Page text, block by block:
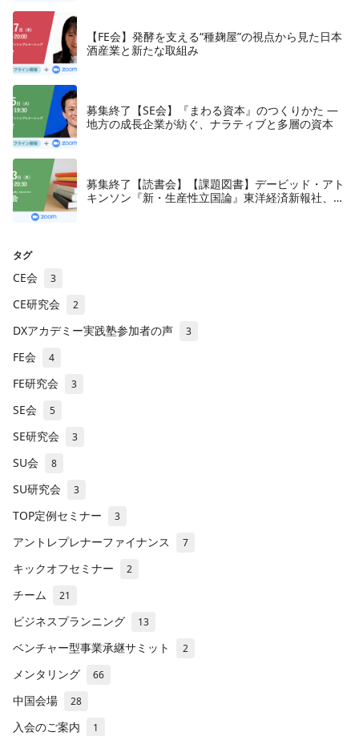
【FE会】発酵を支える“種麹屋”の視点から見た日本
酒産業と新たな取組み
募集終了【SE会】『まわる資本』のつくりかた —
地方の成長企業が紡ぐ、ナラティブと多層の資本
募集終了【読書会】【課題図書】デービッド・アト
キンソン『新・生産性立国論』東洋経済新報社、
タグ
CE会 3
CE研究会 2
DXアカデミー実践塾参加者の声 3
FE会 4
FE研究会 3
SE会 5
SE研究会 3
SU会 8
SU研究会 3
TOP定例セミナー 3
アントレプレナーファイナンス 7
キックオフセミナー 2
チーム 21
ビジネスプランニング 13
ベンチャー型事業承継サミット 2
メンタリング 66
中国会場 28
入会のご案内 1